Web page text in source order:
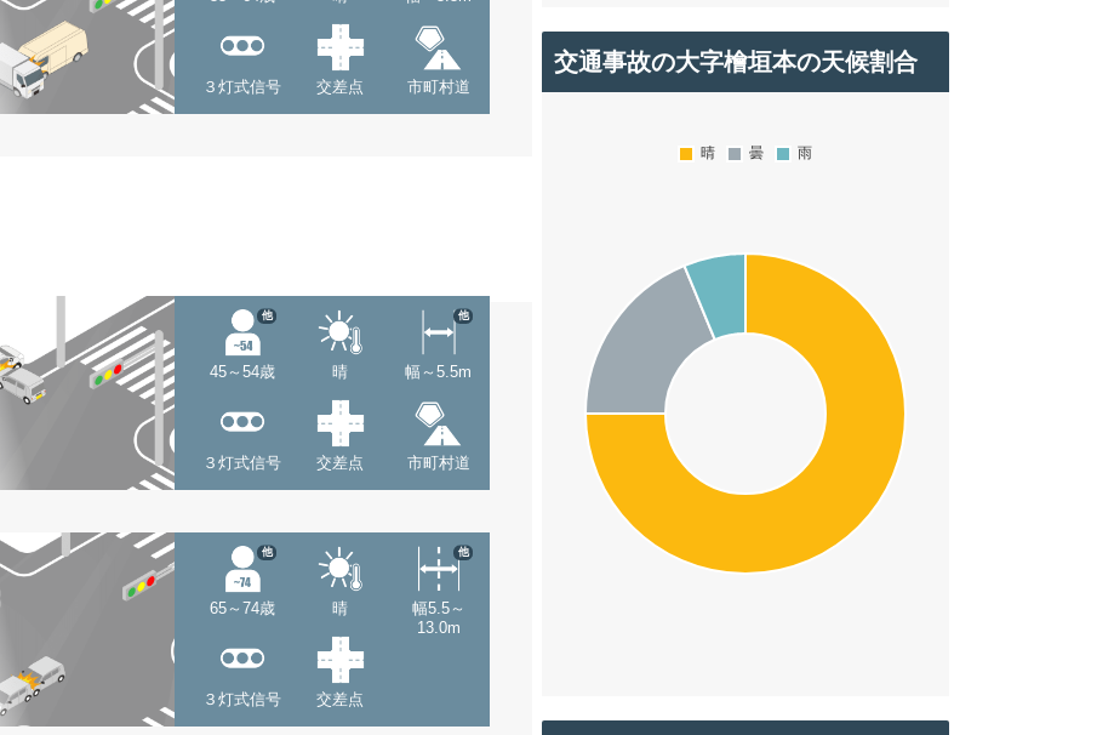
３灯式信号 交差点 市町村道
45～54歳
他
晴 幅～5.5m
他
３灯式信号 交差点 市町村道
65～74歳
他
晴
幅5.5～
13.0m
他
３灯式信号 交差点
交通事故の大字檜垣本の天候割合